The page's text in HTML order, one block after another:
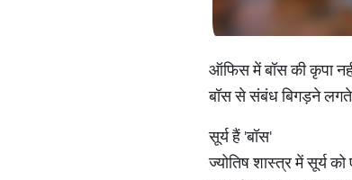
ऑफिस में बॉस की कृपा
बॉस से संबंध बिगड़ने लगते
सूर्य हैं 'बॉस'
ज्योतिष शास्त्र में सूर्य